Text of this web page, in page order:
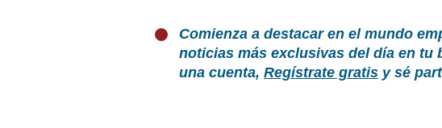
Comienza a destacar en el mundo
noticias más exclusivas del día en tu
una cuenta, Regístrate gratis y sé